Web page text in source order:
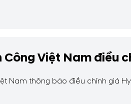
Công Việt Nam điều
Nam thông báo điều chỉnh giá